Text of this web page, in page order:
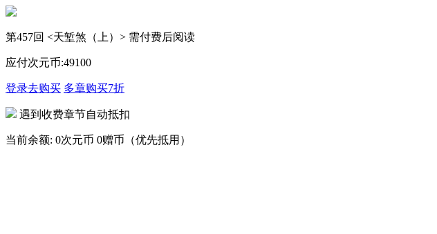
第457回 <天堑煞（上）> 需付费后阅读
应付次元币:49100
登录去购买 多章购买7折
遇到收费章节自动抵扣
当前余额: 0次元币 0赠币（优先抵用）